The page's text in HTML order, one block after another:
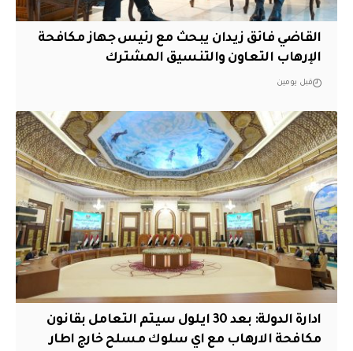
القاضي فائق زيدان يبحث مع رئيس جهاز مكافحة
الإرهاب التعاون والتنسيق المشترك
قبل يومين
ادارة الدولة: بعد 30 ايلول سيتم التعامل بقانون
مكافحة الارهاب مع اي سلوك مسلح خارج اطار